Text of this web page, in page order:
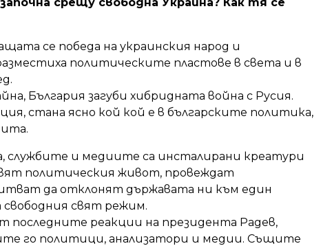
се победа на украинския народ и
политическите пластове в света и в
България загуби хибридната война с Русия.
стана ясно кой кой е в българските политика,
службите и медиите са инсталирани креатури
политическия живот, провеждат
да отклонят държавата ни към един
свят режим.
последните реакции на президента Радев,
го политици, анализатори и медии. Същите